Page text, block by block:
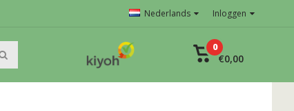
Nederlands Inloggen
0
€0,00